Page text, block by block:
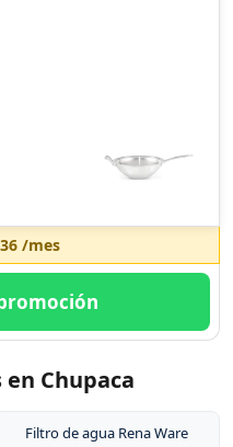
/mes
Chupaca
Filtro de agua Rena Ware